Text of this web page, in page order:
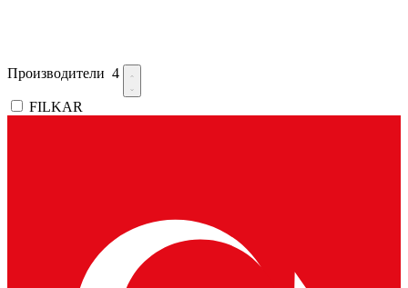
Производители 4
FILKAR